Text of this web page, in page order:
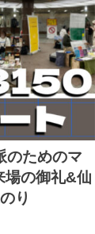
のためのマ
場の御礼&仙
り